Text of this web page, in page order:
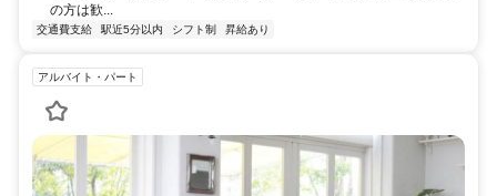
の方は歓...
交通費支給 駅近5分以内 シフト制 昇給あり
アルバイト・パート